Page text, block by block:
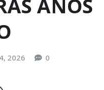
AÑOS
2026 0